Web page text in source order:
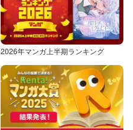
2026年マンガ上半期ランキング